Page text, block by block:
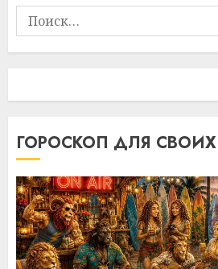
Найти:
ГОРОСКОП ДЛЯ СВОИХ